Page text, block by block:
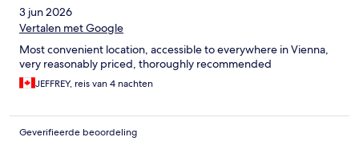
3 jun 2026
Vertalen met Google
Most convenient location, accessible to everywhere in Vienna,
very reasonably priced, thoroughly recommended
JEFFREY, reis van 4 nachten
Geverifieerde beoordeling